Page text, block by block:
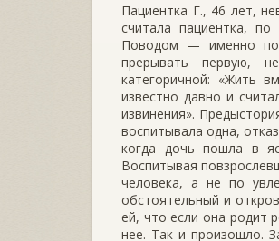
Пациентка Г., 46 лет,
считала пациентка,
Поводом — именно
прерывать первую,
категоричной: «Жить
известно давно и
извинения».
воспитывала одна,
когда дочь пошла в
Воспитывая
человека, а не по
обстоятельный и
ей, что если она родит
нее. Так и произошло.